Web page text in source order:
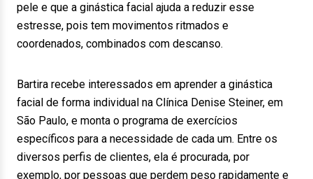
pele e que a ginástica facial ajuda a reduzir esse
estresse, pois tem movimentos ritmados e
coordenados, combinados com descanso.
Bartira recebe interessados em aprender a ginástica
facial de forma individual na Clínica Denise Steiner, em
São Paulo, e monta o programa de exercícios
específicos para a necessidade de cada um. Entre os
diversos perfis de clientes, ela é procurada, por
exemplo, por pessoas que perdem peso rapidamente e